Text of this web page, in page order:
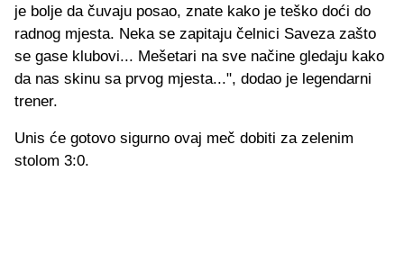
je bolje da čuvaju posao, znate kako je teško doći do
radnog mjesta. Neka se zapitaju čelnici Saveza zašto
se gase klubovi... Mešetari na sve načine gledaju kako
da nas skinu sa prvog mjesta...", dodao je legendarni
trener.
Unis će gotovo sigurno ovaj meč dobiti za zelenim
stolom 3:0.